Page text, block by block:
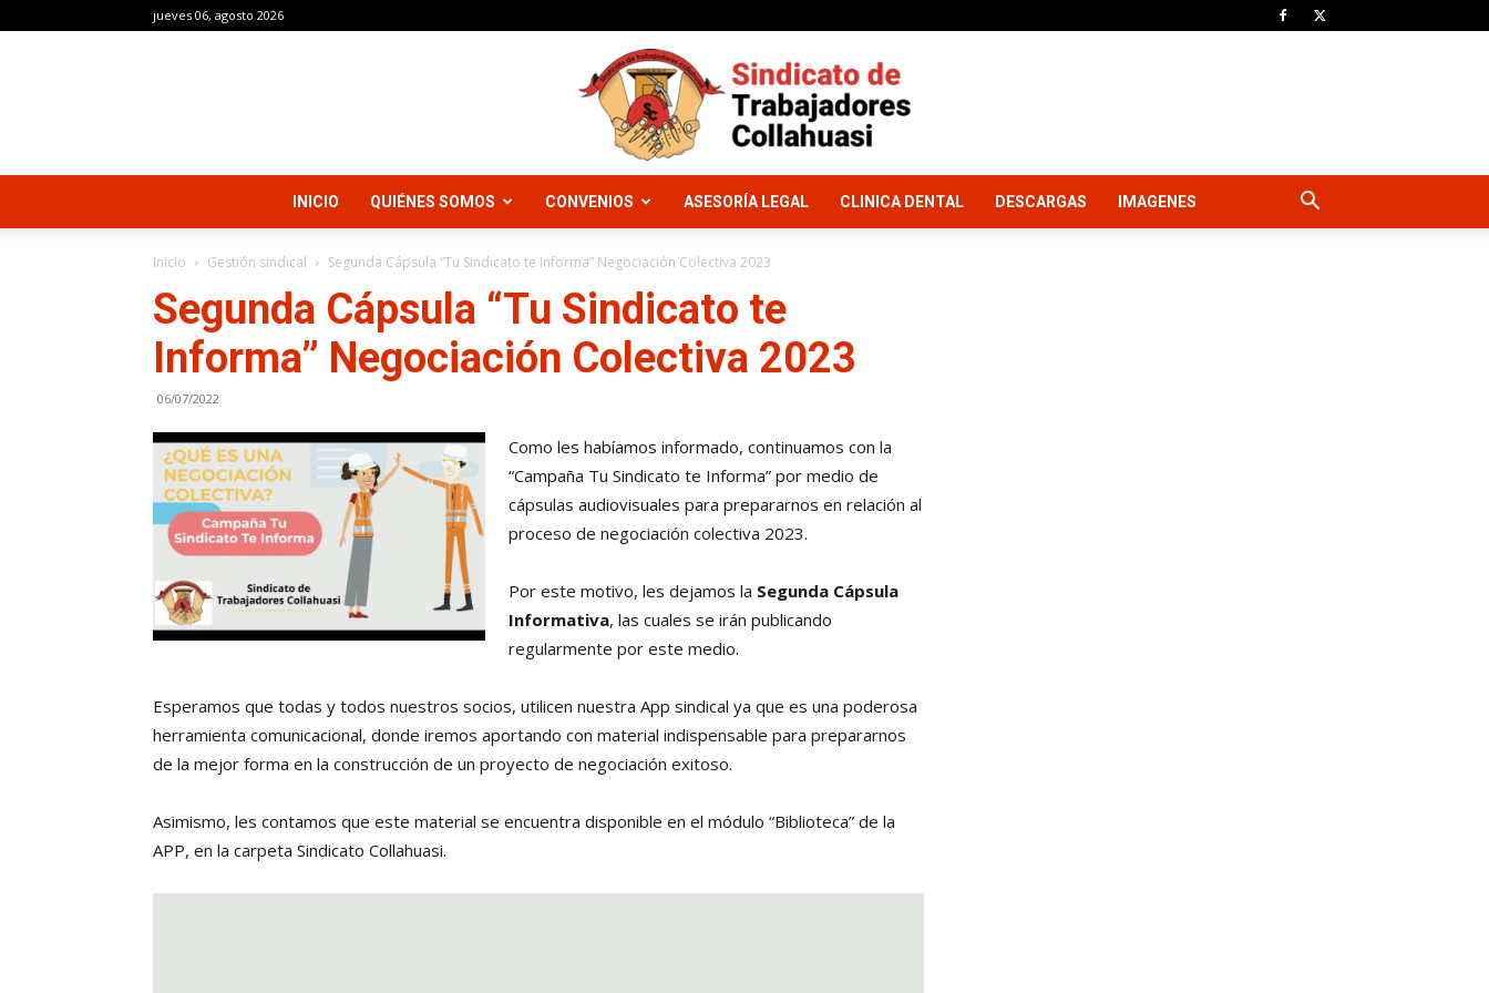
jueves 06, agosto 2026
Sindicato
Trabajadores
Collahuasi
INICIO QUIÉNES SOMOS CONVENIOS ASESORÍA LEGAL CLINICA DENTAL DESCARGAS IMAGENES
Inicio Gestión sindical Segunda Cápsula “Tu Sindicato te Informa” Negociación Colectiva 2023
Segunda Cápsula “Tu Sindicato te
Informa” Negociación Colectiva 2023
06/07/2022
Como les habíamos informado, continuamos con la
“Campaña Tu Sindicato te Informa” por medio de
cápsulas audiovisuales para prepararnos en relación al
proceso de negociación colectiva 2023.
Por este motivo, les dejamos la Segunda Cápsula
Informativa, las cuales se irán publicando
regularmente por este medio.
Esperamos que todas y todos nuestros socios, utilicen nuestra App sindical ya que es una poderosa
herramienta comunicacional, donde iremos aportando con material indispensable para prepararnos
de la mejor forma en la construcción de un proyecto de negociación exitoso.
Asimismo, les contamos que este material se encuentra disponible en el módulo “Biblioteca” de la
APP, en la carpeta Sindicato Collahuasi.